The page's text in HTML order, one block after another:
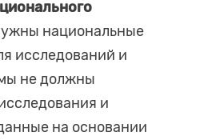
национальные
исследований и
не должны
и
на основании